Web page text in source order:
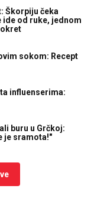
Škorpiju čeka
ide od ruke, jednom
sokom: Recept
influenserima:
buru u Grčkoj:
je sramota!"